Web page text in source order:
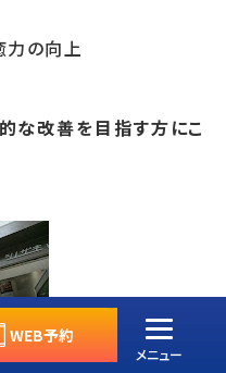
の向上
な改善を目指す方にこ
WEB予約
メニュー